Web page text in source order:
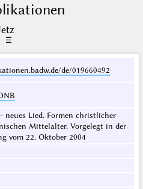
☰
de/019660492
neues Lied. Formen christlicher
Mittelalter. Vorgelegt in der
vom 22. Oktober 2004